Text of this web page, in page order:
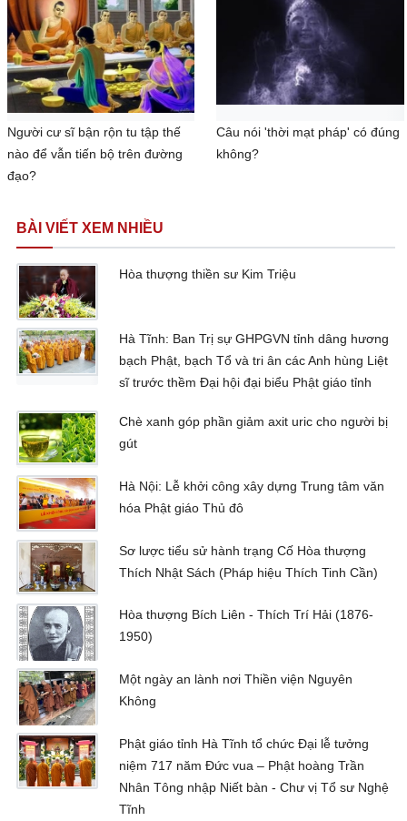
Người cư sĩ bận rộn tu tập thế
nào để vẫn tiến bộ trên đường
đạo?
Câu nói 'thời mạt pháp' có đúng
không?
BÀI VIẾT XEM NHIỀU
Hòa thượng thiền sư Kim Triệu
Hà Tĩnh: Ban Trị sự GHPGVN tỉnh dâng hương
bạch Phật, bạch Tổ và tri ân các Anh hùng Liệt
sĩ trước thềm Đại hội đại biểu Phật giáo tỉnh
Chè xanh góp phần giảm axit uric cho người bị
gút
Hà Nội: Lễ khởi công xây dựng Trung tâm văn
hóa Phật giáo Thủ đô
Sơ lược tiểu sử hành trạng Cố Hòa thượng
Thích Nhật Sách (Pháp hiệu Thích Tinh Cần)
Hòa thượng Bích Liên - Thích Trí Hải (1876-
1950)
Một ngày an lành nơi Thiền viện Nguyên
Không
Phật giáo tỉnh Hà Tĩnh tổ chức Đại lễ tưởng
niệm 717 năm Đức vua – Phật hoàng Trần
Nhân Tông nhập Niết bàn - Chư vị Tổ sư Nghệ
Tĩnh